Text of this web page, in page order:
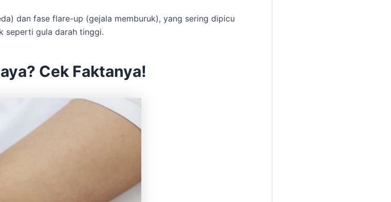
dan fase flare-up (gejala memburuk), yang sering dipicu
seperti gula darah tinggi.
Cek Faktanya!